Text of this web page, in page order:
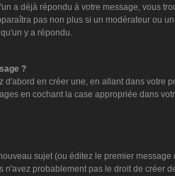
a déjà répondu à votre message, vous
pas non plus si un modérateur ou
y a répondu.
?
d'abord en créer une, en allant dans votre
en cochant la case appropriée dans
sujet (ou éditez le premier
n'avez probablement pas le droit de créer